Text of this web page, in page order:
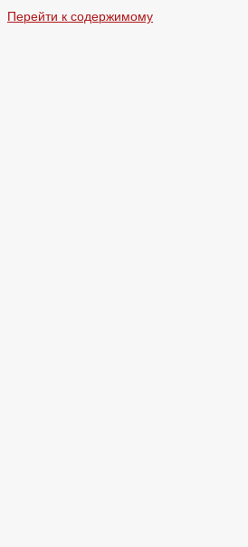
Перейти к содержимому